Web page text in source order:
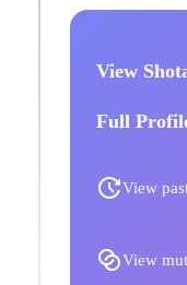
View
Full
View
View